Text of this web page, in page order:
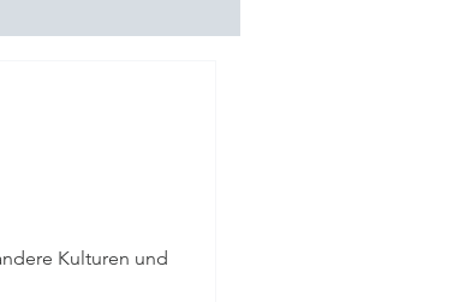
Kulturen und